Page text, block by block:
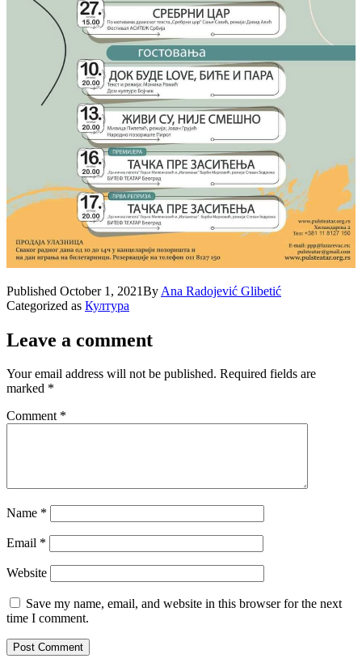
Published October 1, 2021By Ana Radojević Glibetić
Categorized as Култура
Leave a comment
Your email address will not be published. Required fields are
marked *
Comment *
Name *
Email *
Website
Save my name, email, and website in this browser for the next
time I comment.